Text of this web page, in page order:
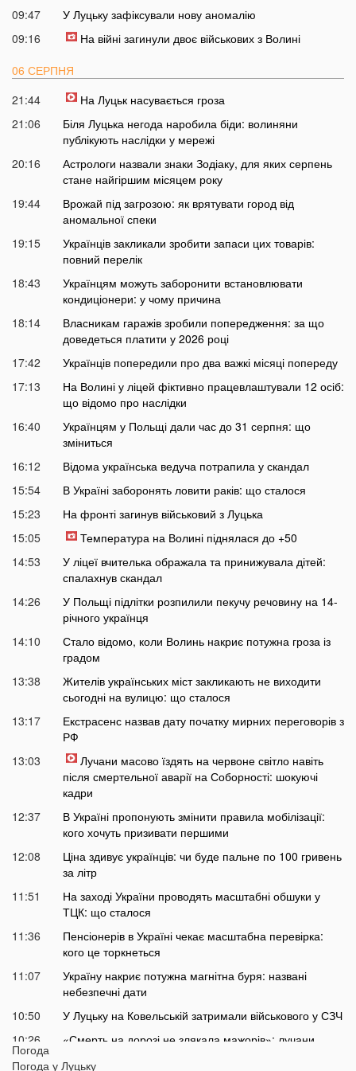
09:47
У Луцьку зафіксували нову аномалію
09:16
На війні загинули двоє військових з Волині
06 СЕРПНЯ
21:44
На Луцьк насувається гроза
21:06
Біля Луцька негода наробила біди: волиняни
публікують наслідки у мережі
20:16
Астрологи назвали знаки Зодіаку, для яких серпень
стане найгіршим місяцем року
19:44
Врожай під загрозою: як врятувати город від
аномальної спеки
19:15
Українців закликали зробити запаси цих товарів:
повний перелік
18:43
Українцям можуть заборонити встановлювати
кондиціонери: у чому причина
18:14
Власникам гаражів зробили попередження: за що
доведеться платити у 2026 році
17:42
Українців попередили про два важкі місяці попереду
17:13
На Волині у ліцей фіктивно працевлаштували 12 осіб:
що відомо про наслідки
16:40
Українцям у Польщі дали час до 31 серпня: що
зміниться
16:12
Відома українська ведуча потрапила у скандал
15:54
В Україні заборонять ловити раків: що сталося
15:23
На фронті загинув військовий з Луцька
15:05
Температура на Волині піднялася до +50
14:53
У ліцеї вчителька ображала та принижувала дітей:
спалахнув скандал
14:26
У Польщі підлітки розпилили пекучу речовину на 14-
річного українця
14:10
Стало відомо, коли Волинь накриє потужна гроза із
градом
13:38
Жителів українських міст закликають не виходити
сьогодні на вулицю: що сталося
13:17
Екстрасенс назвав дату початку мирних переговорів з
РФ
13:03
Лучани масово їздять на червоне світло навіть
після смертельної аварії на Соборності: шокуючі
кадри
12:37
В Україні пропонують змінити правила мобілізації:
кого хочуть призивати першими
12:08
Ціна здивує українців: чи буде пальне по 100 гривень
за літр
11:51
На заході України проводять масштабні обшуки у
ТЦК: що сталося
11:36
Пенсіонерів в Україні чекає масштабна перевірка:
кого це торкнеться
11:07
Україну накриє потужна магнітна буря: названі
небезпечні дати
10:50
У Луцьку на Ковельській затримали військового у СЗЧ
10:26
«Смерть на дорозі не злякала мажорів»: лучани
Погода
Погода у Луцьку